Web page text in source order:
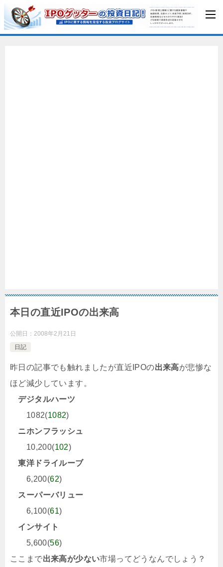
本日の直近IPOの出来高
公開日： 2008年2月21日
日記
昨日の記事でも触れましたが直近IPOの出来高が悲惨な
ほど減少しています。
デジタルハーツ
1082(1082)
ニホンフラッシュ
10,200(102)
東洋ドライルーブ
6,200(62)
スーパーバリュー
6,100(61)
インサイト
5,600(56)
ここまで出来高が少ない市場ってどうなんでしょう？